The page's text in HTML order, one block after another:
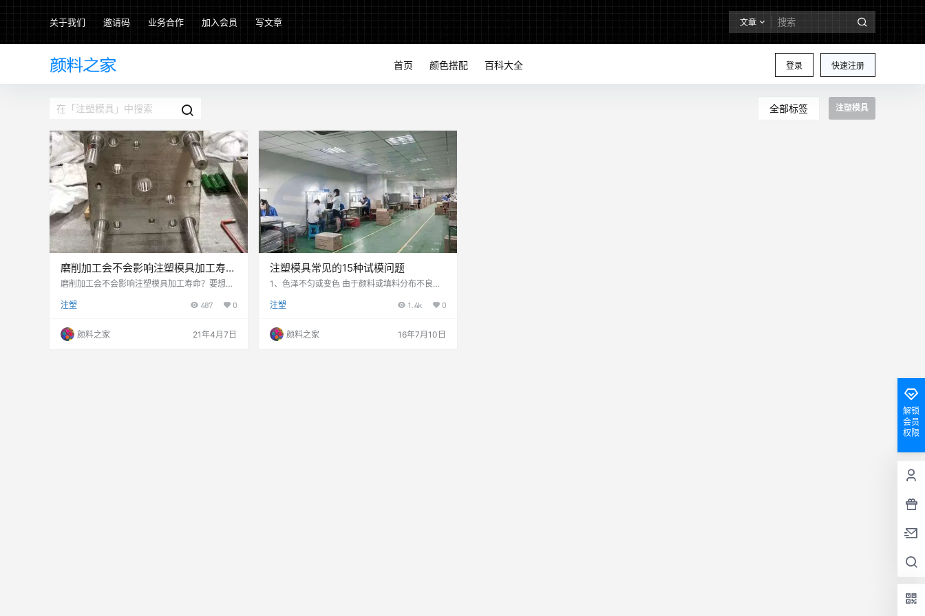
关于我们 邀请码 业务合作 加入会员 写文章 文章
登录 快速注册
首页 颜色搭配 百科大全
全部标签 注塑模具
磨削加工会不会影响注塑模具加工寿
命？
磨削加工会不会影响注塑模具加工寿命？要想克
时要充分重视磨削工序，使磨削微裂纹和残余应
命。
注塑 487 0
颜料之家 21年4月7日
注塑模具常见的15种试模问题
1、色泽不匀或变色 由于颜料或填料分布不良，
匀随呈现的现象不同其原因也不同，进料口附近
为塑料热稳定不良所致，熔接部位色泽不匀时则
与颜料性质有关。 2、尺寸不稳定 主要由于模具
注塑 1.4k 0
颜料之家 16年7月10日
解锁
会员
权限